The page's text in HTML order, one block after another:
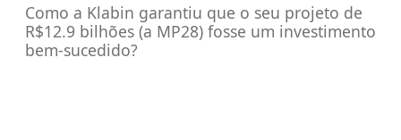
Como a Klabin garantiu que o seu projeto de
R$12.9 bilhões (a MP28) fosse um investimento
bem-sucedido?